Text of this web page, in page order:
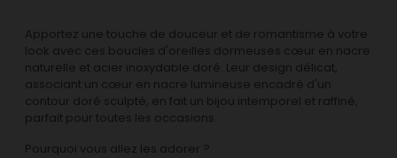
Apportez une touche de douceur et de romantisme à votre
look avec ces boucles d'oreilles dormeuses cœur en nacre
naturelle et acier inoxydable doré. Leur design délicat,
associant un cœur en nacre lumineuse encadré d'un
contour doré sculpté, en fait un bijou intemporel et raffiné,
parfait pour toutes les occasions.
Pourquoi vous allez les adorer ?